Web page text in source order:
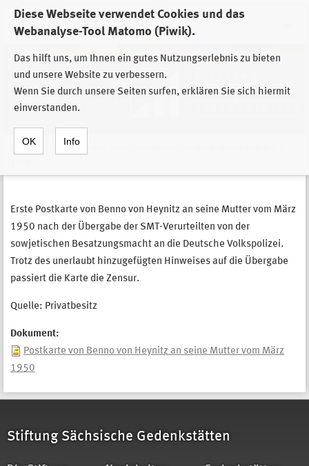
Diese Webseite verwendet Cookies und das
Webanalyse-Tool Matomo (Piwik).
Das hilft uns, um Ihnen ein gutes Nutzungserlebnis zu bieten
und unsere Website zu verbessern.
Wenn Sie durch unsere Seiten surfen, erklären Sie sich hiermit
einverstanden.
OK Info
Zur Auswahl der Einrichtungen der
Stiftung Sächsische Gedenkstätten
Erste Postkarte von Benno von Heynitz an seine Mutter vom März
1950 nach der Übergabe der SMT-Verurteilten von der
sowjetischen Besatzungsmacht an die Deutsche Volkspolizei.
Trotz des unerlaubt hinzugefügten Hinweises auf die Übergabe
passiert die Karte die Zensur.
Quelle: Privatbesitz
Dokument:
Postkarte von Benno von Heynitz an seine Mutter vom März
1950
Stiftung Sächsische Gedenkstätten